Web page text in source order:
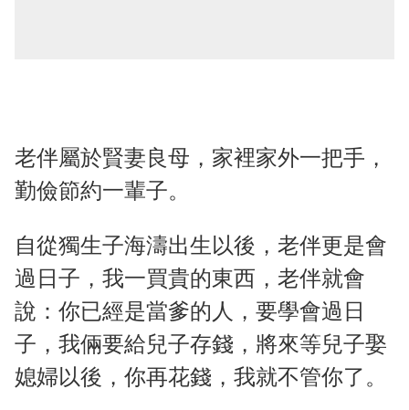
老伴屬於賢妻良母，家裡家外一把手，
勤儉節約一輩子。
自從獨生子海濤出生以後，老伴更是會
過日子，我一買貴的東西，老伴就會
說：你已經是當爹的人，要學會過日
子，我倆要給兒子存錢，將來等兒子娶
媳婦以後，你再花錢，我就不管你了。